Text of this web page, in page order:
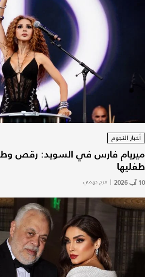
أخبار النجوم
ميريام فارس في السويد: رقص
طفليها
10 آب 2026 | فرح جهمي